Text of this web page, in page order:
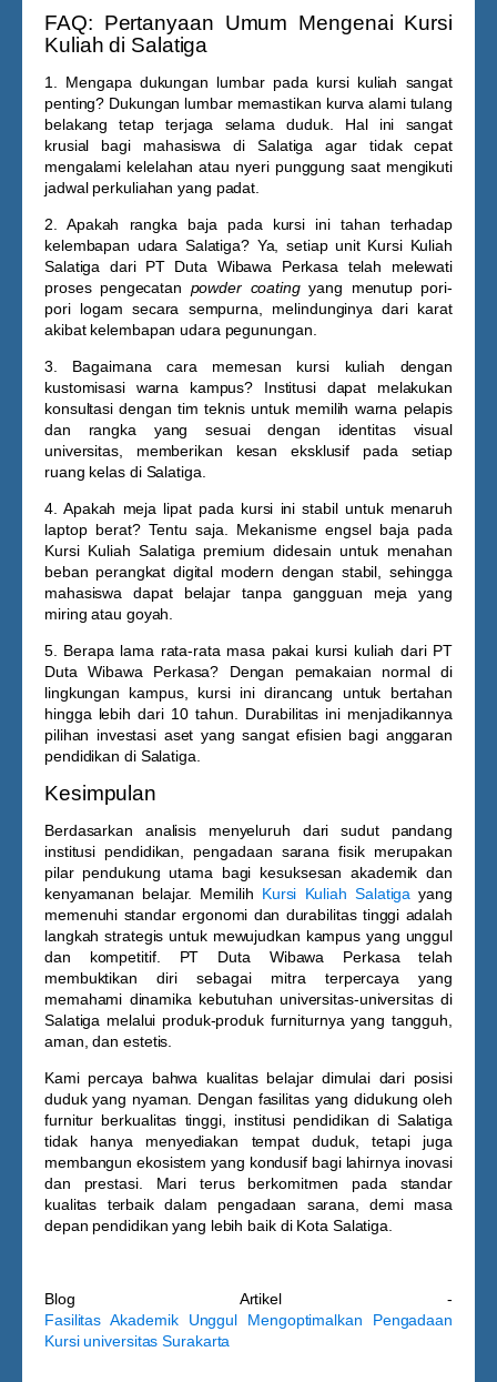
FAQ: Pertanyaan Umum Mengenai Kursi
Kuliah di Salatiga
1. Mengapa dukungan lumbar pada kursi kuliah sangat
penting? Dukungan lumbar memastikan kurva alami tulang
belakang tetap terjaga selama duduk. Hal ini sangat
krusial bagi mahasiswa di Salatiga agar tidak cepat
mengalami kelelahan atau nyeri punggung saat mengikuti
jadwal perkuliahan yang padat.
2. Apakah rangka baja pada kursi ini tahan terhadap
kelembapan udara Salatiga?Ya, setiap unit Kursi Kuliah
Salatiga dari PT Duta Wibawa Perkasa telah melewati
proses pengecatan powder coatingyang menutup pori-
pori logam secara sempurna, melindunginya dari karat
akibat kelembapan udara pegunungan.
3. Bagaimana cara memesan kursi kuliah dengan
kustomisasi warna kampus? Institusi dapat melakukan
konsultasi dengan tim teknis untuk memilih warna pelapis
dan rangka yang sesuai dengan identitas visual
universitas, memberikan kesan eksklusif pada setiap
ruang kelas di Salatiga.
4. Apakah meja lipat pada kursi ini stabil untuk menaruh
laptop berat?Tentu saja. Mekanisme engsel baja pada
Kursi Kuliah Salatiga premium didesain untuk menahan
beban perangkat digital modern dengan stabil, sehingga
mahasiswa dapat belajar tanpa gangguan meja yang
miring atau goyah.
5. Berapa lama rata-rata masa pakai kursi kuliah dari PT
Duta Wibawa Perkasa? Dengan pemakaian normal di
lingkungan kampus, kursi ini dirancang untuk bertahan
hingga lebih dari 10 tahun. Durabilitas ini menjadikannya
pilihan investasi aset yang sangat efisien bagi anggaran
pendidikan di Salatiga.
Kesimpulan
Berdasarkan analisis menyeluruh dari sudut pandang
institusi pendidikan, pengadaan sarana fisik merupakan
pilar pendukung utama bagi kesuksesan akademik dan
kenyamanan belajar. Memilih Kursi Kuliah Salatiga yang
memenuhi standar ergonomi dan durabilitas tinggi adalah
langkah strategis untuk mewujudkan kampus yang unggul
dan kompetitif. PT Duta Wibawa Perkasa telah
membuktikan diri sebagai mitra terpercaya yang
memahami dinamika kebutuhan universitas-universitas di
Salatiga melalui produk-produk furniturnya yang tangguh,
aman, dan estetis.
Kami percaya bahwa kualitas belajar dimulai dari posisi
duduk yang nyaman. Dengan fasilitas yang didukung oleh
furnitur berkualitas tinggi, institusi pendidikan di Salatiga
tidak hanya menyediakan tempat duduk, tetapi juga
membangun ekosistem yang kondusif bagi lahirnya inovasi
dan prestasi. Mari terus berkomitmen pada standar
kualitas terbaik dalam pengadaan sarana, demi masa
depan pendidikan yang lebih baik di Kota Salatiga.
Blog Artikel -
Fasilitas Akademik Unggul Mengoptimalkan Pengadaan
Kursi universitas Surakarta